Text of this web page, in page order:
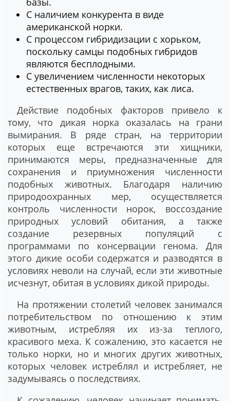
С наличием конкурента в виде
американской норки.
С процессом гибридизации с хорьком,
поскольку самцы подобных гибридов
являются бесплодными.
С увеличением численности некоторых
естественных врагов, таких, как лиса.
Действие подобных факторов привело к
тому, что дикая норка оказалась на грани
вымирания. В ряде стран, на территории
которых еще встречаются эти хищники,
принимаются меры, предназначенные для
сохранения и приумножения численности
подобных животных. Благодаря наличию
природоохранных мер, осуществляется
контроль численности норок, воссоздание
природных условий обитания, а также
создание резервных популяций с
программами по консервации генома. Для
этого дикие особи содержатся и разводятся в
условиях неволи на случай, если эти животные
исчезнут, обитая в условиях дикой природы.
На протяжении столетий человек занимался
потребительством по отношению к этим
животным, истребляя их из-за теплого,
красивого меха. К сожалению, это касается не
только норки, но и многих других животных,
которых человек истреблял и истребляет, не
задумываясь о последствиях.